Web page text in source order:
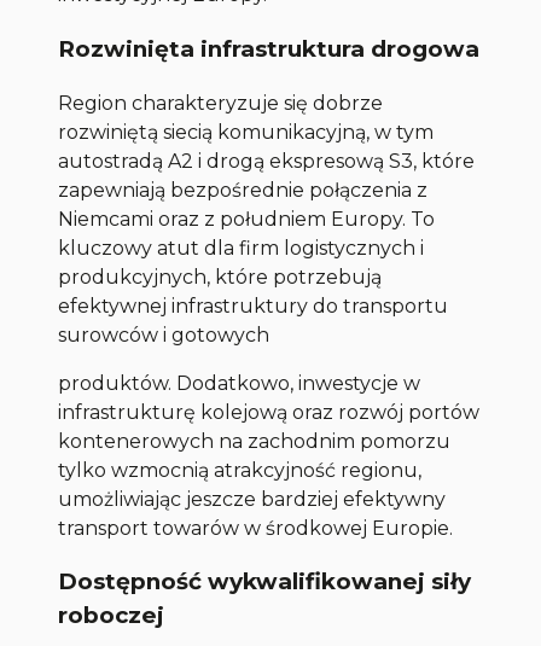
Rozwinięta infrastruktura drogowa
Region charakteryzuje się dobrze
rozwiniętą siecią komunikacyjną, w tym
autostradą A2 i drogą ekspresową S3, które
zapewniają bezpośrednie połączenia z
Niemcami oraz z południem Europy. To
kluczowy atut dla firm logistycznych i
produkcyjnych, które potrzebują
efektywnej infrastruktury do transportu
surowców i gotowych
produktów. Dodatkowo, inwestycje w
infrastrukturę kolejową oraz rozwój portów
kontenerowych na zachodnim pomorzu
tylko wzmocnią atrakcyjność regionu,
umożliwiając jeszcze bardziej efektywny
transport towarów w środkowej Europie.
Dostępność wykwalifikowanej siły
roboczej